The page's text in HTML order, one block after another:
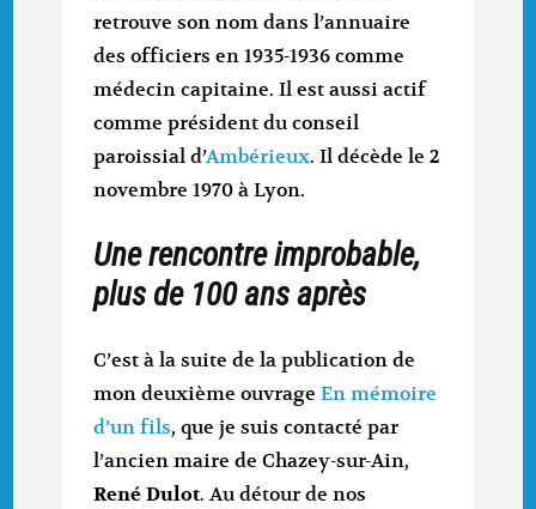
retrouve son nom dans l’annuaire
des officiers en 1935-1936 comme
médecin capitaine. Il est aussi actif
comme président du conseil
paroissial d’Ambérieux. Il décède le 2
novembre 1970 à Lyon.
Une rencontre improbable,
plus de 100 ans après
C’est à la suite de la publication de
mon deuxième ouvrageEn mémoire
d’un fils, que je suis contacté par
l’ancien maire de Chazey-sur-Ain,
René Dulot. Au détour de nos